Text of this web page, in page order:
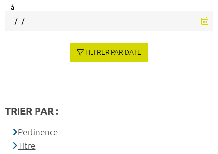
à
FILTRER PAR DATE
TRIER PAR :
Pertinence
Titre